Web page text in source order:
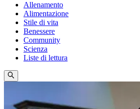
Allenamento
Alimentazione
Stile di vita
Benessere
Community
Scienza
Liste di lettura